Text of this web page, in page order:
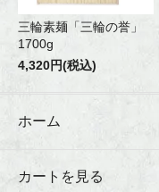
三輪素麺「三輪の誉」
1700g
4,320円(税込)
ホーム
カートを見る